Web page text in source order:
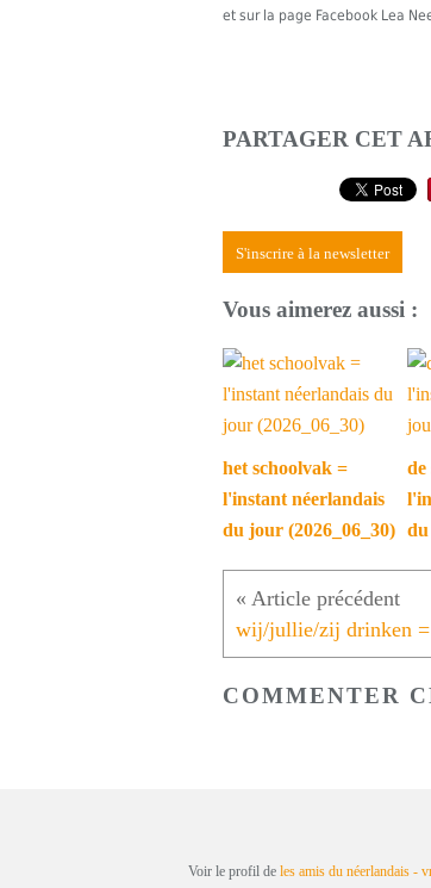
et sur la page Facebook Lea
PARTAGER CET
S'inscrire à la newsletter
Vous aimerez aussi :
het schoolvak =
l'instant néerlandais
du jour (2026_06_30)
de
du
COMMENTER
Voir le profil de les amis du néerlandais -